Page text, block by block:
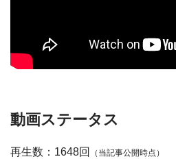
動画ステータス
再生数：1648回 （当記事公開時点）